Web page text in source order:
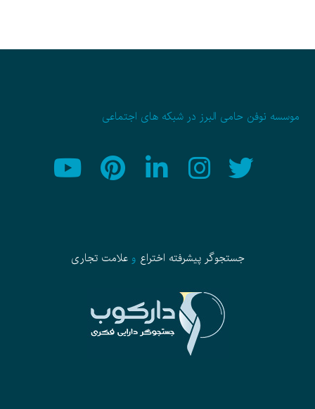
موسسه نوفن حامی البرز در شبکه های اجتماعی
جستجوگر پیشرفته اختراع وعلامت تجاری